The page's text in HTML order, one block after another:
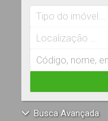
Tipo do imóvel...
Localização ...
Busca Avançada